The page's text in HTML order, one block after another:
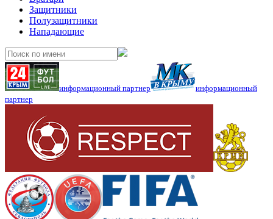
Защитники
Полузащитники
Нападающие
информационный партнер
информационный
партнер